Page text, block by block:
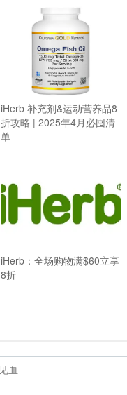
iHerb 补充剂&运动营养品8
折攻略 | 2025年4月必囤清
单
iHerb：全场购物满$60立享
8折